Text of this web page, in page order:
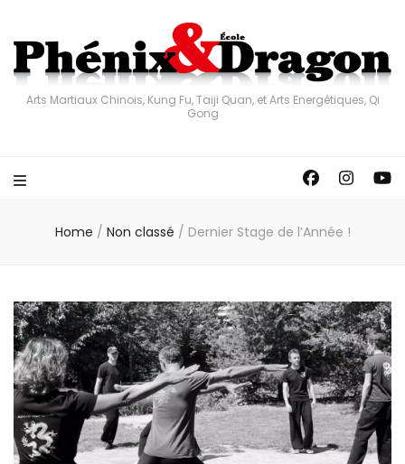
Arts Martiaux Chinois, Kung Fu, Taiji Quan, et Arts Energétiques, Qi
Gong
Home / Non classé / Dernier Stage de l’Année !